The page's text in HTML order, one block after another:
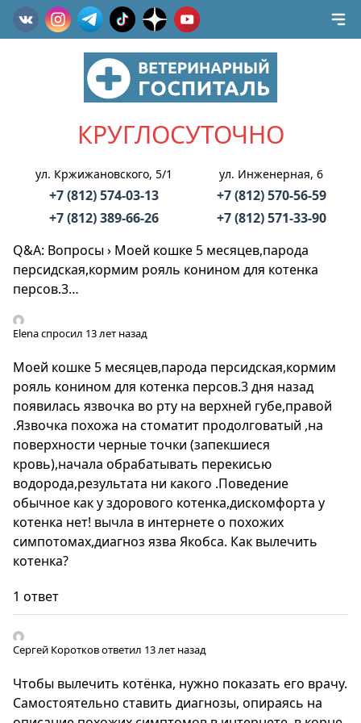
КРУГЛОСУТОЧНО
ул. Кржижановского, 5/1
+7 (812) 574-03-13
+7 (812) 389-66-26
ул. Инженерная, 6
+7 (812) 570-56-59
+7 (812) 571-33-90
Q&A: Вопросы› Моей кошке 5 месяцев,парода
персидская,кормим рояль конином для котенка
персов.3…
Elenaспросил 13 лет назад
Моей кошке 5 месяцев,парода персидская,кормим
рояль конином для котенка персов.3 дня назад
появилась язвочка во рту на верхней губе,правой
.Язвочка похожа на стоматит продолговатый ,на
поверхности черные точки (запекшиеся
кровь),начала обрабатывать перекисью
водорода,результата ни какого .Поведение
обычное как у здорового котенка,дискомфорта у
котенка нет! вычла в интернете о похожих
симпотомах,диагноз язва Якобса. Как вылечить
котенка?
1 ответ
Сергей Коротковответил 13 лет назад
Чтобы вылечить котёнка, нужно показать его врачу.
Самостоятельно ставить диагнозы, опираясь на